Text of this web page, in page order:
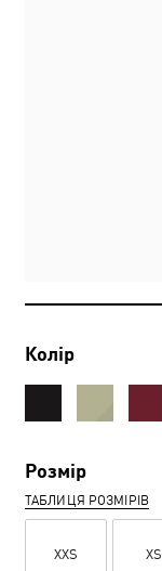
Колір
Розмір
ТАБЛИЦЯ РОЗМІРІВ
XXS XS